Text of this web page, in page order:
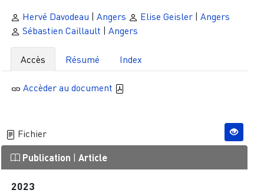
Hervé Davodeau | Angers Elise Geisler| Angers
Sébastien Caillault | Angers
Accès Résumé Index
Accèder au document
Fichier
Publication | Article
2023